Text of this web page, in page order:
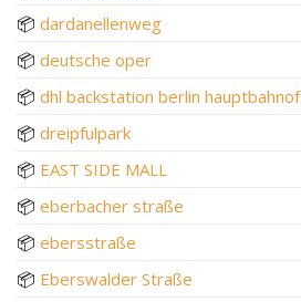
📦 dardanellenweg
📦 deutsche oper
📦 dhl backstation berlin hauptbahnof
📦 dreipfulpark
📦 EAST SIDE MALL
📦 eberbacher straße
📦 ebersstraße
📦 Eberswalder Straße